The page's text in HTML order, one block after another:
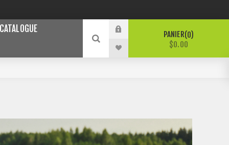
PANIER 0
$0.00